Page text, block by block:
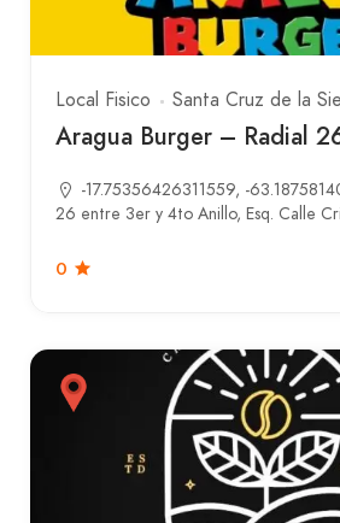
Local Fisico Santa Cruz de la
Aragua Burger – Radial
-17.75356426311559, -
26 entre 3er y 4to Anillo, Esq. Calle
0